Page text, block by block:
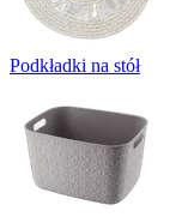
Podkładki na stół